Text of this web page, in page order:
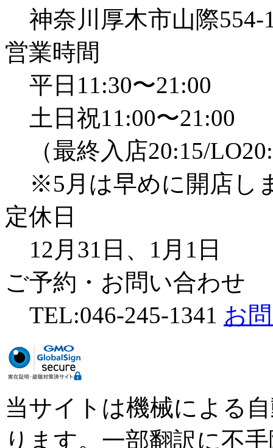
神奈川厚木市山際
営業時間
平日11:30〜21:00
土日祝11:00〜21:00
（最終入店20:15/
※5月は早めに開店し
定休日
12月31日、1月1日
ご予約・お問い合わせ
TEL:046-245-1341 お
当サイトは機械による
ります。一部翻訳に不